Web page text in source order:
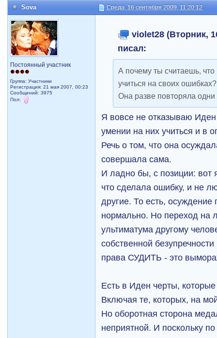
Sova Среда, 16 сентября 2009, 11:20:12
Постоянный участник
Группа: Участники
Регистрация: 21 мая 2007, 00:23
Сообщений: 3975
Пол:
violet28 (Вторник,
писал:
А почему ты считаешь,
учиться на своих ошибках?
Она разве повторяла
Я вовсе не отказываю
умении на них учиться и в
Речь о том, что она
совершала сама.
И ладно бы, с позиции: вот
что сделала ошибку, и не
другие. То есть, осуждение
нормально. Но переход на
ультиматума другому
собственной
права СУДИТЬ - это
Есть в Иден черты,
Включая те, которых, на
Но оборотная сторона
неприятной. И поскольку